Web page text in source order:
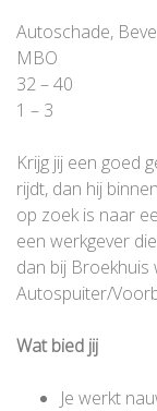
Autoschade,
MBO
32 – 40
1 – 3
Krijg jij een goed
rijdt, dan hij
op zoek is naar
een werkgever
dan bij Broekhuis
Autospuiter/
Wat bied jij
Je werkt